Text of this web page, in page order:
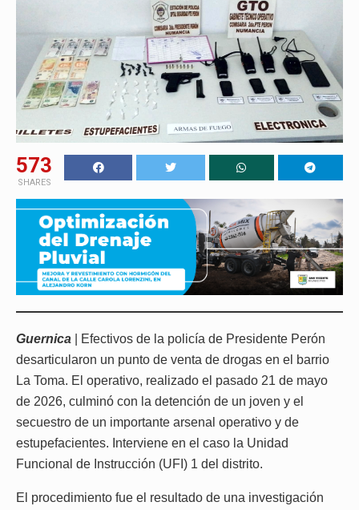
573
SHARES
Guernica | Efectivos de la policía de Presidente Perón
desarticularon un punto de venta de drogas en el barrio
La Toma. El operativo, realizado el pasado 21 de mayo
de 2026, culminó con la detención de un joven y el
secuestro de un importante arsenal operativo y de
estupefacientes. Interviene en el caso la Unidad
Funcional de Instrucción (UFI) 1 del distrito.
El procedimiento fue el resultado de una investigación